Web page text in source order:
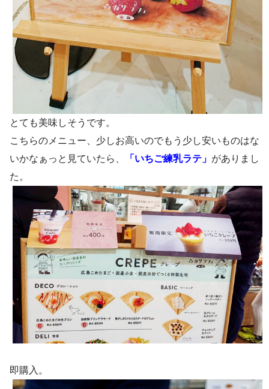
とても美味しそうです。
こちらのメニュー、少しお高いのでもう少し安いものはな
いかなぁっと見ていたら、
「いちご練乳ラテ」 がありまし
た。
即購入。